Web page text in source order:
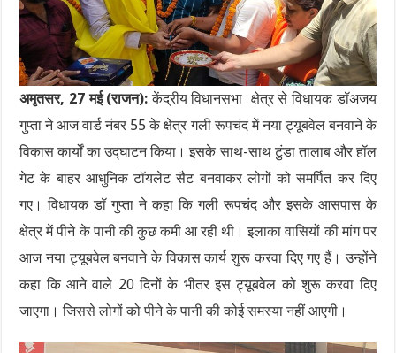
अमृतसर, 27 मई (राजन):केंद्रीय विधानसभा क्षेत्र से विधायक डॉअजय
गुप्ता ने आज वार्ड नंबर 55 के क्षेत्र गली रूपचंद में नया ट्यूबवेल बनवाने के
विकास कार्यों का उद्घाटन किया। इसके साथ-साथ टुंडा तालाब और हॉल
गेट के बाहर आधुनिक टॉयलेट सैट बनवाकर लोगों को समर्पित कर दिए
गए। विधायक डॉ गुप्ता ने कहा कि गली रूपचंद और इसके आसपास के
क्षेत्र में पीने के पानी की कुछ कमी आ रही थी। इलाका वासियों की मांग पर
आज नया ट्यूबवेल बनवाने के विकास कार्य शुरू करवा दिए गए हैं। उन्होंने
कहा कि आने वाले 20 दिनों के भीतर इस ट्यूबवेल को शुरू करवा दिए
जाएगा। जिससे लोगों को पीने के पानी की कोई समस्या नहीं आएगी।